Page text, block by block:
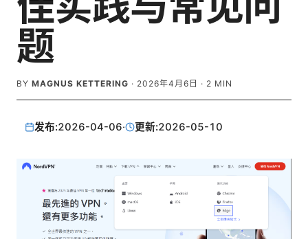
题
BY MAGNUS KETTERING · 2026年4月6日 · 2 MIN
发布:2026-04-06· 更新:2026-05-10